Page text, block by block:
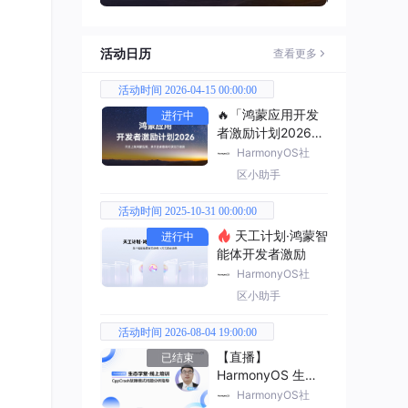
活动日历 查看更多
活动时间 2026-04-15 00:00:00
进行中
🔥「鸿蒙应用开发
者激励计划2026」
已开启HarmonyOS社
区小助手
活动时间 2025-10-31 00:00:00
进行中
能体开发者激励
HarmonyOS社
区小助手
活动时间 2026-08-04 19:00:00
已结束
【直播】
HarmonyOS 生态
学堂·线上培训
HarmonyOS社